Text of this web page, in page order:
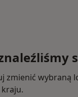
zmienić wybraną
kraju.